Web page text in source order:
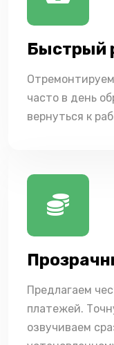
Быстрый
часто в день
вернуться к
Предлагаем
платежей.
озвучиваем